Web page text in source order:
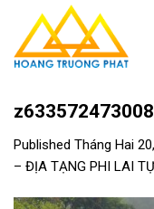
content
Published Tháng Hai
– ĐỊA TẠNG PHI LAI